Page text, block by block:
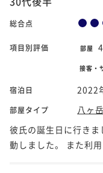
総合点
項目別評価 部屋 4
接客・
宿泊日 2022
部屋タイプ
八ヶ
彼氏の誕生日に行き
動しました。 また利用